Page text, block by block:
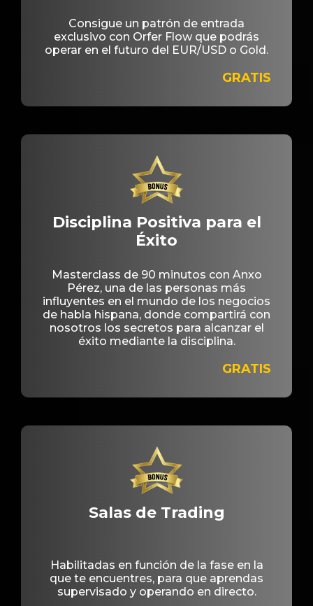
Consigue un patrón de entrada
exclusivo con Orfer Flow que podrás
operar en el futuro del EUR/USD o Gold.
GRATIS
Disciplina Positiva para el
Éxito
Masterclass de 90 minutos con Anxo
Pérez, una de las personas más
influyentes en el mundo de los negocios
de habla hispana, donde compartirá con
nosotros los secretos para alcanzar el
éxito mediante la disciplina.
GRATIS
Salas de Trading
Habilitadas en función de la fase en la
que te encuentres, para que aprendas
supervisado y operando en directo.